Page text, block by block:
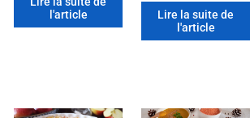
l'article
Lire la suite de
l'article